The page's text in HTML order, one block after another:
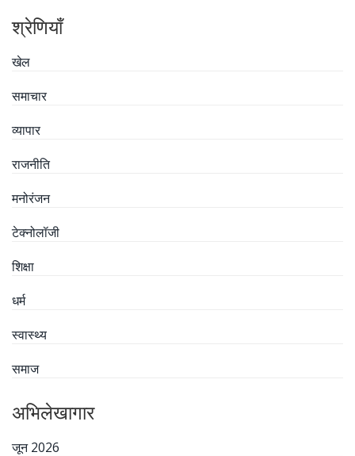
श्रेणियाँ
खेल
समाचार
व्यापार
राजनीति
मनोरंजन
टेक्नोलॉजी
शिक्षा
धर्म
स्वास्थ्य
समाज
अभिलेखागार
जून 2026